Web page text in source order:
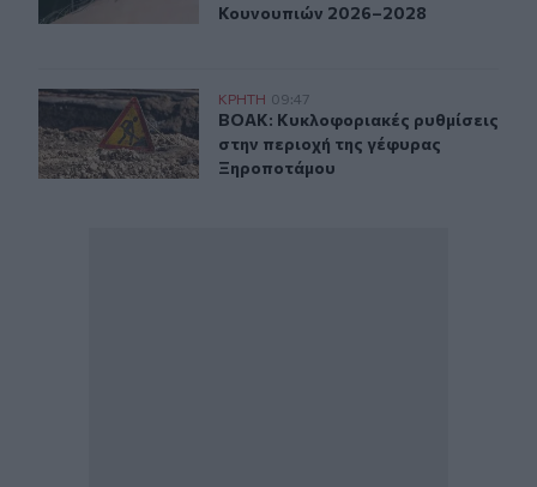
Κουνουπιών 2026–2028
ΒΟΑΚ: Κυκλοφοριακές ρυθμίσεις στην περιοχή της
ΚΡΗΤΗ 09:47
ΒΟΑΚ: Κυκλοφοριακές ρυθμίσεις
ΒΟΑΚ: Κυκλοφοριακές ρυθμίσεις
στην περιοχή της γέφυρας
Ξηροποτάμου